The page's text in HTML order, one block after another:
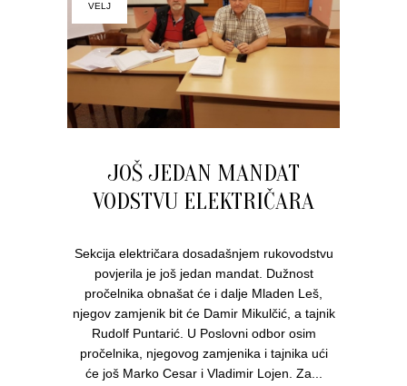
VELJ
JOŠ JEDAN MANDAT
VODSTVU ELEKTRIČARA
Sekcija električara dosadašnjem rukovodstvu
povjerila je još jedan mandat. Dužnost
pročelnika obnašat će i dalje Mladen Leš,
njegov zamjenik bit će Damir Mikulčić, a tajnik
Rudolf Puntarić. U Poslovni odbor osim
pročelnika, njegovog zamjenika i tajnika ući
će još Marko Cesar i Vladimir Lojen. Za...